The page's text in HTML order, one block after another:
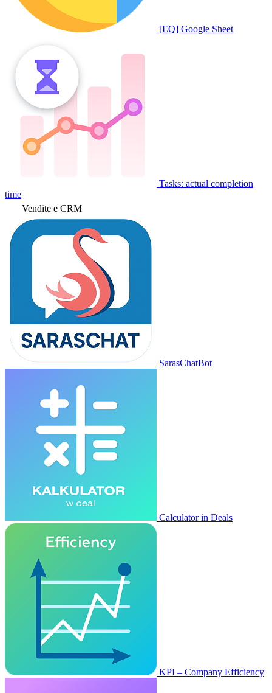
[EQ] Google Sheet
Tasks: actual completion
time
Vendite e CRM
SarasChatBot
Calculator in Deals
KPI – Company Efficiency